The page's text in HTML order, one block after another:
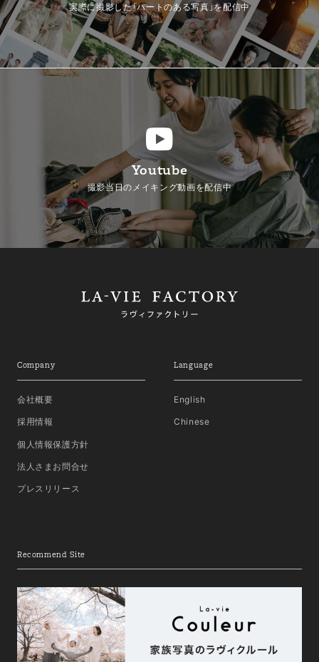
実際に撮影した「ハートのある写真」を配信中
Youtube
撮影当日のメイキング動画を配信中
Company
会社概要
採用情報
個人情報保護方針
法人さまお問合せ
プレスリリース
Language
English
Chinese
Recommend Site